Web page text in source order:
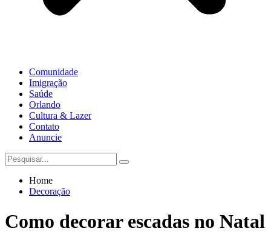
Comunidade
Imigração
Saúde
Orlando
Cultura & Lazer
Contato
Anuncie
Home
Decoração
Como decorar escadas no Natal